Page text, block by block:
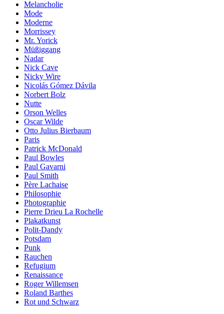
Melancholie
Mode
Moderne
Morrissey
Mr. Yorick
Müßiggang
Nadar
Nick Cave
Nicky Wire
Nicolás Gómez Dávila
Norbert Bolz
Nutte
Orson Welles
Oscar Wilde
Otto Julius Bierbaum
Paris
Patrick McDonald
Paul Bowles
Paul Gavarni
Paul Smith
Père Lachaise
Philosophie
Photographie
Pierre Drieu La Rochelle
Plakatkunst
Polit-Dandy
Potsdam
Punk
Rauchen
Refugium
Renaissance
Roger Willemsen
Roland Barthes
Rot und Schwarz